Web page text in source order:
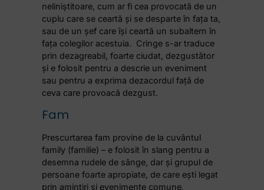
neliniștitoare, cum ar fi cea provocată de un
cuplu care se ceartă și se desparte în fața ta,
sau de un șef care își ceartă un subaltern în
fața colegilor acestuia. Cringe s-ar traduce
prin dezagreabil, foarte ciudat, dezgustător
și e folosit pentru a descrie un eveniment
sau pentru a exprima dezacordul față de
ceva care provoacă dezgust.
Fam
Prescurtarea fam provine de la cuvântul
family (familie) – e folosit în slang pentru a
desemna rudele de sânge, dar și grupul de
persoane foarte apropiate, de care ești legat
prin amintiri și evenimente comune,